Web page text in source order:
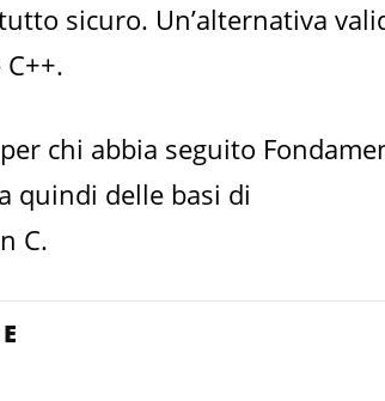
sicuro. Un’alternativa
chi abbia seguito
quindi delle basi di
C.